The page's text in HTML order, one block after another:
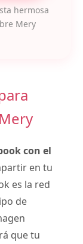
hermosa
Mery
con el
en tu
es la red
de
que tu